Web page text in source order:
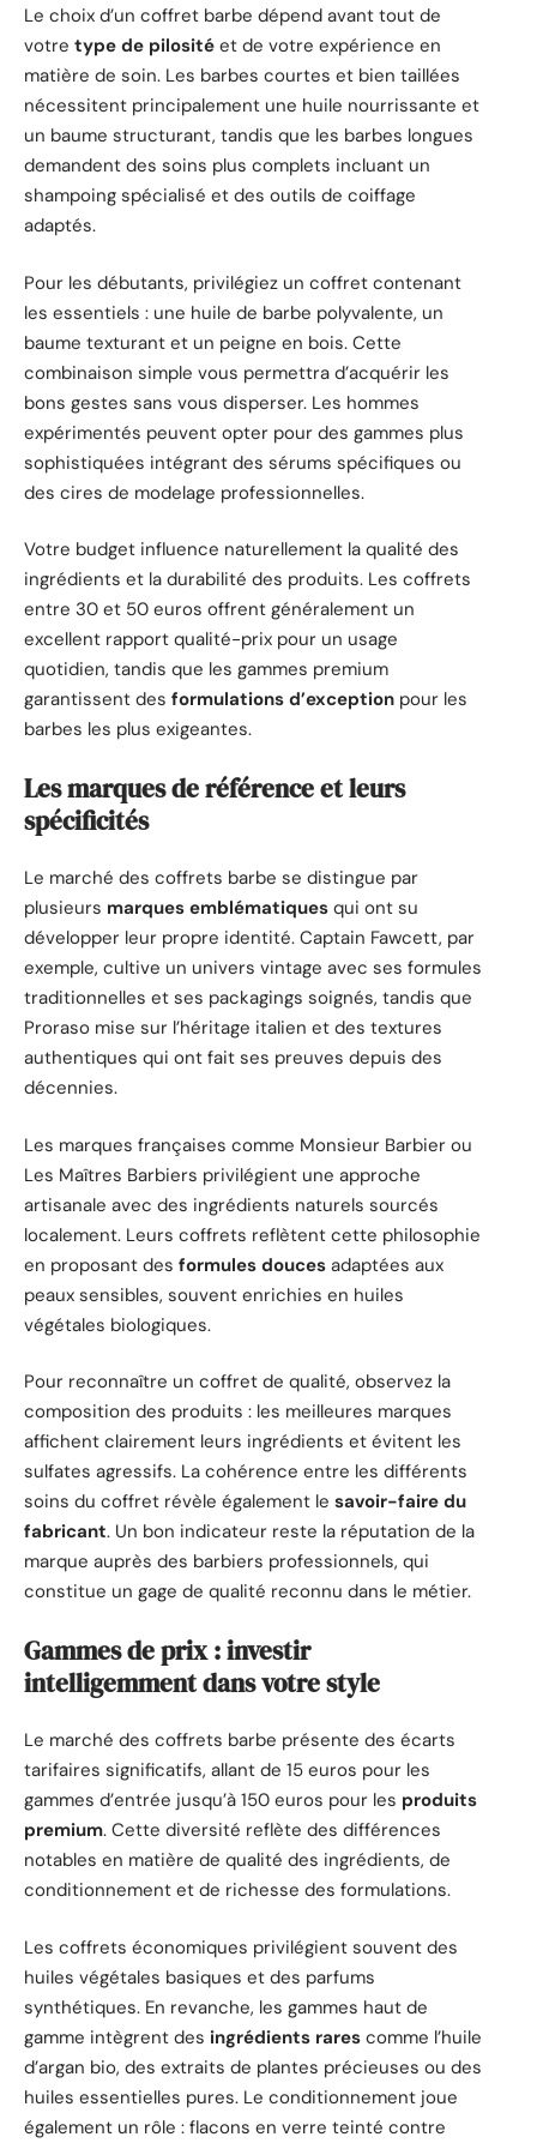
Le choix d’un coffret barbe dépend avant tout de
votre type de pilosité et de votre expérience en
matière de soin. Les barbes courtes et bien taillées
nécessitent principalement une huile nourrissante et
un baume structurant, tandis que les barbes longues
demandent des soins plus complets incluant un
shampoing spécialisé et des outils de coiffage
adaptés.
Pour les débutants, privilégiez un coffret contenant
les essentiels : une huile de barbe polyvalente, un
baume texturant et un peigne en bois. Cette
combinaison simple vous permettra d’acquérir les
bons gestes sans vous disperser. Les hommes
expérimentés peuvent opter pour des gammes plus
sophistiquées intégrant des sérums spécifiques ou
des cires de modelage professionnelles.
Votre budget influence naturellement la qualité des
ingrédients et la durabilité des produits. Les coffrets
entre 30 et 50 euros offrent généralement un
excellent rapport qualité-prix pour un usage
quotidien, tandis que les gammes premium
garantissent des formulations d’exception pour les
barbes les plus exigeantes.
Les marques de référence et leurs
spécificités
Le marché des coffrets barbe se distingue par
plusieurs marques emblématiques qui ont su
développer leur propre identité. Captain Fawcett, par
exemple, cultive un univers vintage avec ses formules
traditionnelles et ses packagings soignés, tandis que
Proraso mise sur l’héritage italien et des textures
authentiques qui ont fait ses preuves depuis des
décennies.
Les marques françaises comme Monsieur Barbier ou
Les Maîtres Barbiers privilégient une approche
artisanale avec des ingrédients naturels sourcés
localement. Leurs coffrets reflètent cette philosophie
en proposant des formules douces adaptées aux
peaux sensibles, souvent enrichies en huiles
végétales biologiques.
Pour reconnaître un coffret de qualité, observez la
composition des produits : les meilleures marques
affichent clairement leurs ingrédients et évitent les
sulfates agressifs. La cohérence entre les différents
soins du coffret révèle également le savoir-faire du
fabricant. Un bon indicateur reste la réputation de la
marque auprès des barbiers professionnels, qui
constitue un gage de qualité reconnu dans le métier.
Gammes de prix : investir
intelligemment dans votre style
Le marché des coffrets barbe présente des écarts
tarifaires significatifs, allant de 15 euros pour les
gammes d’entrée jusqu’à 150 euros pour les produits
premium. Cette diversité reflète des différences
notables en matière de qualité des ingrédients, de
conditionnement et de richesse des formulations.
Les coffrets économiques privilégient souvent des
huiles végétales basiques et des parfums
synthétiques. En revanche, les gammes haut de
gamme intègrent des ingrédients rares comme l’huile
d’argan bio, des extraits de plantes précieuses ou des
huiles essentielles pures. Le conditionnement joue
également un rôle : flacons en verre teinté contre